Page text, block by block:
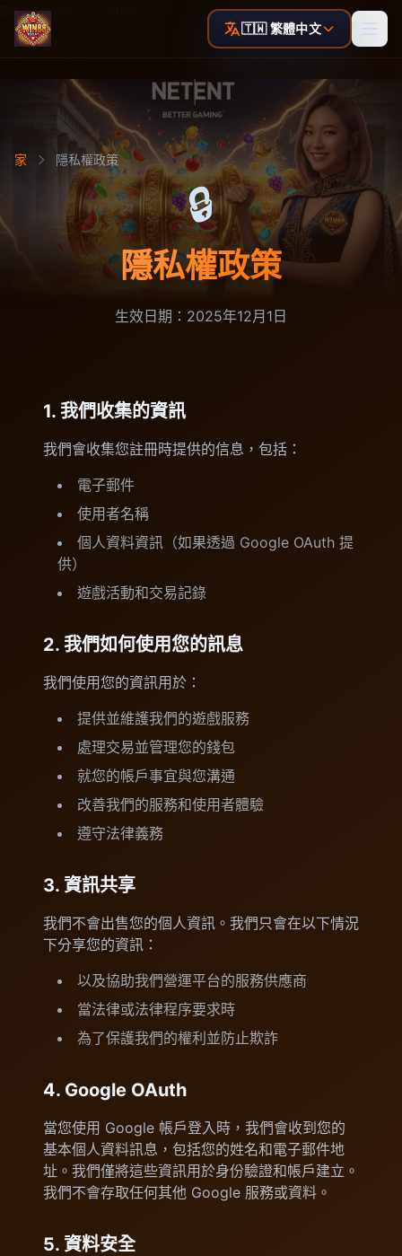
Skip to main content
🇹🇼 繁體中文
家 隱私權政策
🔒
隱私權政策
生效日期：2025年12月1日
1. 我們收集的資訊
我們會收集您註冊時提供的信息，包括：
電子郵件
使用者名稱
個人資料資訊（如果透過 Google OAuth 提
供）
遊戲活動和交易記錄
2. 我們如何使用您的訊息
我們使用您的資訊用於：
提供並維護我們的遊戲服務
處理交易並管理您的錢包
就您的帳戶事宜與您溝通
改善我們的服務和使用者體驗
遵守法律義務
3. 資訊共享
我們不會出售您的個人資訊。我們只會在以下情況
下分享您的資訊：
以及協助我們營運平台的服務供應商
當法律或法律程序要求時
為了保護我們的權利並防止欺詐
4. Google OAuth
當您使用 Google 帳戶登入時，我們會收到您的
基本個人資料訊息，包括您的姓名和電子郵件地
址。我們僅將這些資訊用於身份驗證和帳戶建立。
我們不會存取任何其他 Google 服務或資料。
5. 資料安全